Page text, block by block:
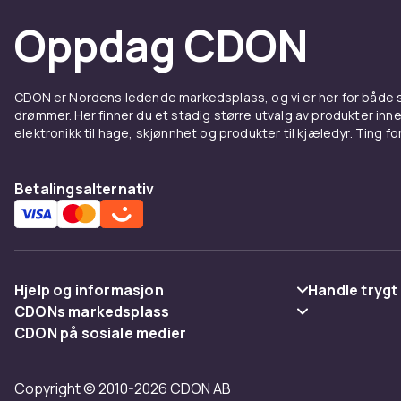
C8K-serien har en oppslukende Audio by Bang &
og DTS:X-lyd for dine filmer, musikk og videospill.
Funksjonell eleganse møter kraftig ytelse: Ultratynn
kommer med en justerbar stativhøyde.
* ZeroBorder refererer kun til den knapt merkbare
under den normale visningsscenen og avstanden.
** 4K HDR PREMIUM 5000 er tilgjengelig på 85- og
288Hz Game Accelerator: TCLs nyeste DLG-
oppdateringsfrekvens og en forbedret spillatens for
Oppdag CDON
CDON er Nordens ledende markedsplass, og vi er her for
drømmer. Her finner du et stadig større utvalg av produkter
elektronikk til hage, skjønnhet og produkter til kjæledyr. Ting
Betalingsalternativ
Hjelp og informasjon
Vanlige spørsmål
Angre & returner her
Handle trygt
CDONs markedsplass
Merchant Help Center
CDON på sosiale medier
Copyright © 2010-2026 CDON AB